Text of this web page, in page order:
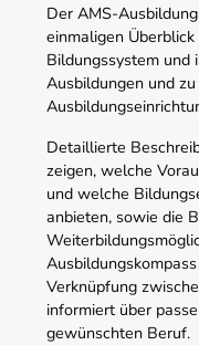
Der AMS-
einmaligen
Bildungssystem und
Ausbildungen und
Detaillierte
zeigen, welche
und welche
anbieten, sowie die
Verknüpfung
informiert über
gewünschten Beruf.